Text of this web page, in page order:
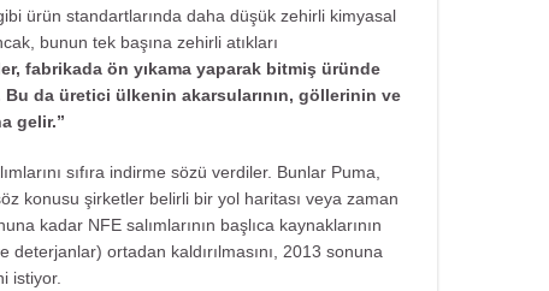
ürün standartlarında daha düşük zehirli kimyasal
bunun tek başına zehirli atıkları
fabrikada ön yıkama yaparak bitmiş üründe
da üretici ülkenin akarsularının, göllerinin ve
gelir.”
sıfıra indirme sözü verdiler. Bunlar Puma,
konusu şirketler belirli bir yol haritası veya zaman
kadar NFE salımlarının başlıca kaynaklarının
ortadan kaldırılmasını, 2013 sonuna
istiyor.